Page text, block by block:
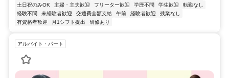
土日祝のみOK
主婦・主夫歓迎 フリーター歓迎 学歴不問 学生歓迎
転勤なし
経験不問
未経験者歓迎 交通費全額支給 午前 経験者歓迎
残業なし
有資格者歓迎
月1シフト提出 研修あり
アルバイト・パート